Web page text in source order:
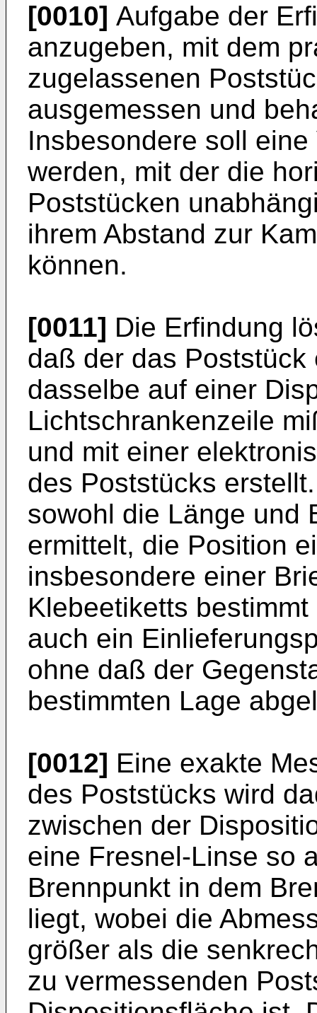
[0010] Aufgabe der
anzugeben, mit dem
zugelassenen
ausgemessen und
Insbesondere soll
werden, mit der die
Poststücken
ihrem Abstand zur
können.
[0011] Die Erfindung
daß der das
dasselbe auf einer
Lichtschrankenzeile
und mit einer
des Poststücks
sowohl die Länge und
ermittelt, die Position
insbesondere einer
Klebeetiketts
auch ein
ohne daß der
bestimmten Lage
[0012] Eine exakte
des Poststücks wird
zwischen der
eine Fresnel-Linse so
Brennpunkt in dem
liegt, wobei die
größer als die
zu vermessenden